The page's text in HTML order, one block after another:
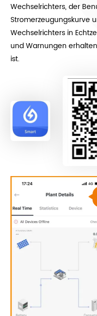
Wechselrichters, der
Stromerzeugungskurve
Wechselrichters in
und Warnungen
ist.